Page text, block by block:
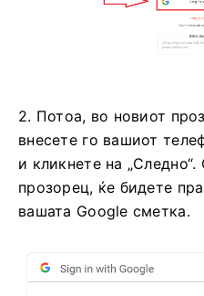
2. Потоа, во новиот
внесете го вашиот
и кликнете на
прозорец, ќе бидете
вашата Google сметка.